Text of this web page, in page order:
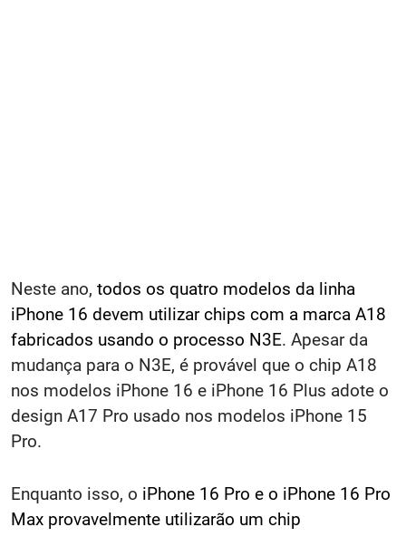
Neste ano, todos os quatro modelos da linha
iPhone 16 devem utilizar chips com a marca A18
fabricados usando o processo N3E. Apesar da
mudança para o N3E, é provável que o chip A18
nos modelos iPhone 16 e iPhone 16 Plus adote o
design A17 Pro usado nos modelos iPhone 15
Pro.
Enquanto isso, o iPhone 16 Pro e o iPhone 16 Pro
Max provavelmente utilizarão um chip